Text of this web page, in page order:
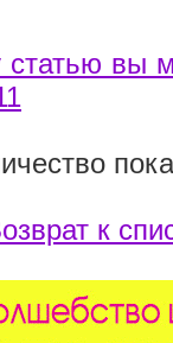
статью вы
к